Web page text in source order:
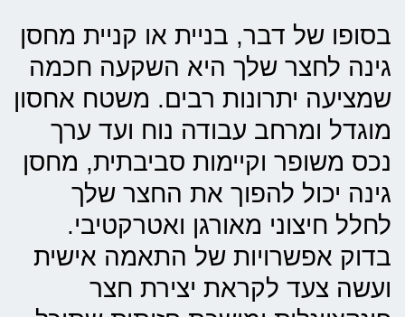
בסופו של דבר, בניית או קניית מחסן
גינה לחצר שלך היא השקעה חכמה
שמציעה יתרונות רבים. משטח אחסון
מוגדל ומרחב עבודה נוח ועד ערך
נכס משופר וקיימות סביבתית, מחסן
גינה יכול להפוך את החצר שלך
לחלל חיצוני מאורגן ואטרקטיבי.
בדוק אפשרויות של התאמה אישית
ועשה צעד לקראת יצירת חצר